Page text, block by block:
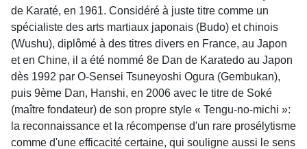
de Karaté, en 1961. Considéré à juste titre comme un
spécialiste des arts martiaux japonais (Budo) et chinois
(Wushu), diplômé à des titres divers en France, au Japon
et en Chine, il a été nommé 8e Dan de Karatedo au Japon
dès 1992 par O-Sensei Tsuneyoshi Ogura (Gembukan),
puis 9ème Dan, Hanshi, en 2006 avec le titre de Soké
(maître fondateur) de son propre style « Tengu-no-michi »:
la reconnaissance et la récompense d'un rare prosélytisme
comme d'une efficacité certaine, qui souligne aussi le sens